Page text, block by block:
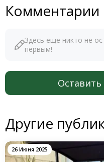
Комментарии
Здесь еще никто не
первым!
Другие
26 Июня 2025